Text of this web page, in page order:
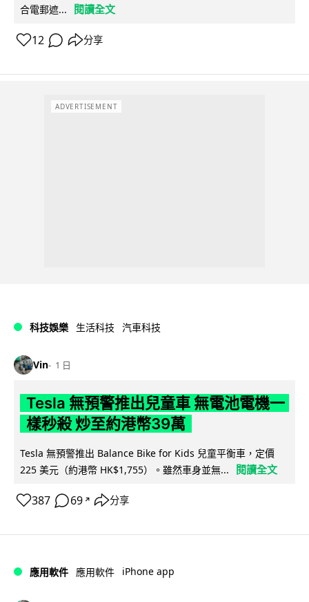
合電郵遮...
閱讀全文
12 分享
ADVERTISEMENT
科技娛樂 生活科技 汽車科技
Vin 1 日
Tesla 無預警推出兒童車 無電池電機一
樣秒殺 炒至約港幣39萬
Tesla 無預警推出 Balance Bike for Kids 兒童平衡車，定價
225 美元（約港幣 HK$1,755）。雖然車身並無...
閱讀全文
387 69 ↗ 分享
應用軟件 應用軟件 iPhone app